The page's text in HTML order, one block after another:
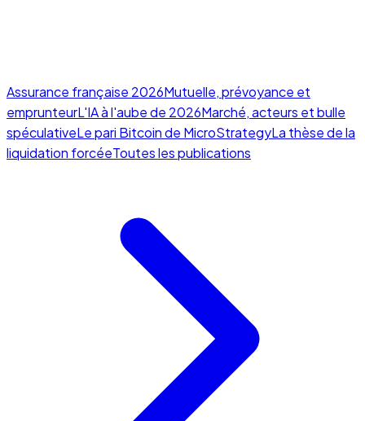
Assurance française 2026Mutuelle, prévoyance et
emprunteurL'IA à l'aube de 2026Marché, acteurs et bulle
spéculativeLe pari Bitcoin de MicroStrategyLa thèse de la
liquidation forcéeToutes les publications